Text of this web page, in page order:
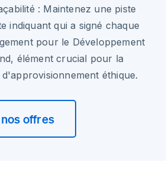
: Maintenez une piste
indiquant qui a signé chaque
pour le Développement
élément crucial pour la
éthique.
offres